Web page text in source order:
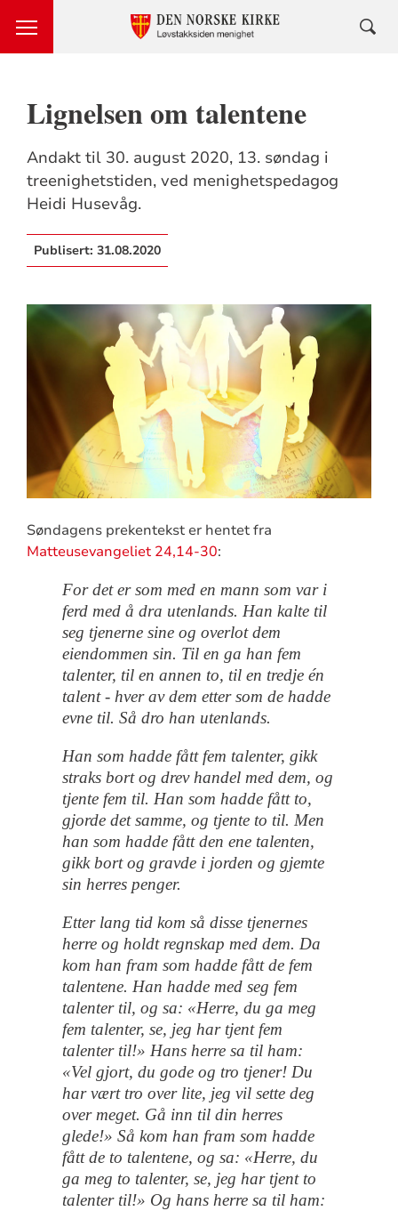
Lignelsen om talentene
Andakt til 30. august 2020, 13. søndag i
treenighetstiden, ved menighetspedagog
Heidi Husevåg.
Publisert: 31.08.2020
Søndagens prekentekst er hentet fra
Matteusevangeliet 24,14-30:
For det er som med en mann som var i
ferd med å dra utenlands. Han kalte til
seg tjenerne sine og overlot dem
eiendommen sin. Til en ga han fem
talenter, til en annen to, til en tredje én
talent - hver av dem etter som de hadde
evne til. Så dro han utenlands.
Han som hadde fått fem talenter, gikk
straks bort og drev handel med dem, og
tjente fem til. Han som hadde fått to,
gjorde det samme, og tjente to til. Men
han som hadde fått den ene talenten,
gikk bort og gravde i jorden og gjemte
sin herres penger.
Etter lang tid kom så disse tjenernes
herre og holdt regnskap med dem. Da
kom han fram som hadde fått de fem
talentene. Han hadde med seg fem
talenter til, og sa: «Herre, du ga meg
fem talenter, se, jeg har tjent fem
talenter til!» Hans herre sa til ham:
«Vel gjort, du gode og tro tjener! Du
har vært tro over lite, jeg vil sette deg
over meget. Gå inn til din herres
glede!» Så kom han fram som hadde
fått de to talentene, og sa: «Herre, du
ga meg to talenter, se, jeg har tjent to
talenter til!» Og hans herre sa til ham: